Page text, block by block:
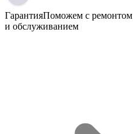
ГарантияПоможем с ремонтом
и обслуживанием